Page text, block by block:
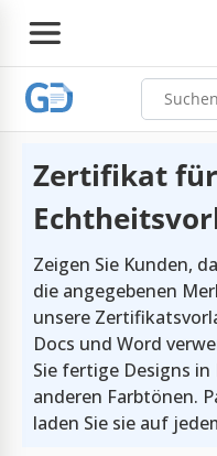
Zertifikat für
Zeigen Sie Kunden,
die angegebenen
unsere
Docs und Word
Sie fertige Designs in
anderen Farbtönen.
laden Sie sie auf